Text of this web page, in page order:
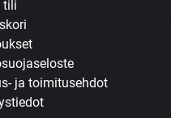
tili
ja toimitusehdot